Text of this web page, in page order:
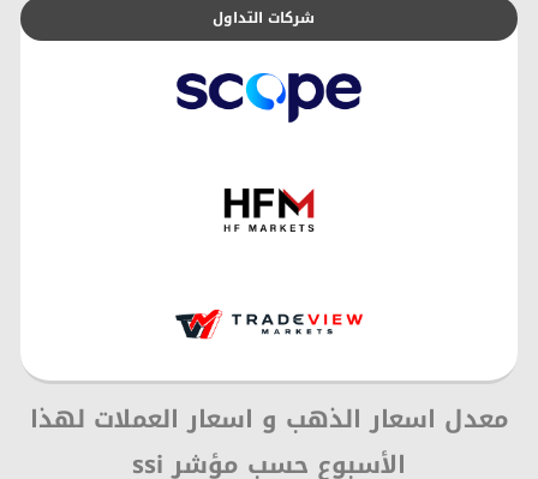
شركات التداول
معدل اسعار الذهب و اسعار العملات لهذا
الأسبوع حسب مؤشر ssi